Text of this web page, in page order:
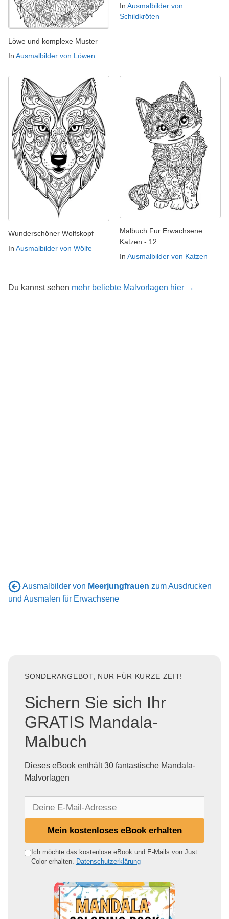
Löwe und komplexe Muster
In Ausmalbilder von Löwen
In Ausmalbilder von
Schildkröten
Wunderschöner Wolfskopf
In Ausmalbilder von Wölfe
Malbuch Fur Erwachsene :
Katzen - 12
In Ausmalbilder von Katzen
Du kannst sehen mehr beliebte Malvorlagen hier →
Ausmalbilder von Meerjungfrauen zum Ausdrucken
und Ausmalen für Erwachsene
SONDERANGEBOT, NUR FÜR KURZE ZEIT!
Sichern Sie sich Ihr
GRATIS Mandala-
Malbuch
Dieses eBook enthält 30 fantastische Mandala-
Malvorlagen
e
Mein kostenloses eBook erhalten
Ich möchte das kostenlose eBook und E-Mails von Just
Color erhalten. Datenschutzerklärung